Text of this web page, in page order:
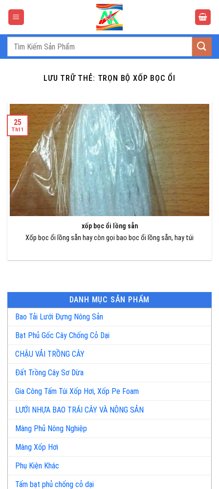
Tìm
LƯU TRỮ THẺ: TRỌN BỘ XỐP BỌC ỔI
xốp bọc ổi lồng sẵn
Xốp bọc ổi lồng sẵn hay còn gọi bao bọc ổi lồng sẵn, hay túi
25
Th11
DANH MỤC SẢN PHẨM
Bao Tải Lưới Đựng Nông Sản
Bạt Phủ Gốc Cây Chống Cỏ Dại
CHẬU VẢI TRỒNG CÂY
Đất Trồng Cây Sơ Dừa
Gia Công Tấm Túi Xốp Hơi, Xốp Pe Foam
LƯỚI NHỰA BAO TRÁI CÂY VÀ NÔNG SẢN
Màng Phủ Nông Nghiệp
Màng Xốp Hơi
Phụ Kiện Khác
Tấm bạt phủ chống cỏ dại